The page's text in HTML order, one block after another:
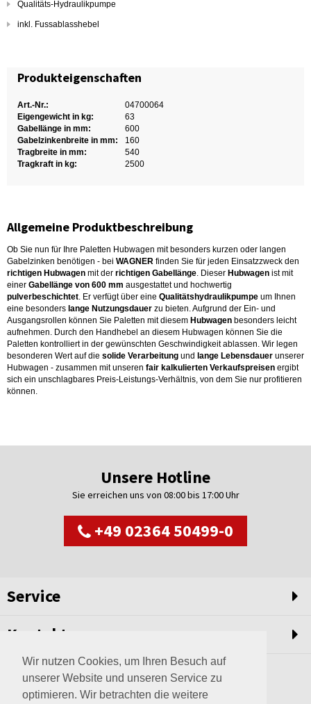
Wir nutzen Cookies, um Ihren Besuch auf
unserer Website und unseren Service zu
optimieren. Wir betrachten die weitere
Qualitäts-Hydraulikpumpe
inkl. Fussablasshebel
Produkteigenschaften
Art.-Nr.:
04700064
Eigengewicht in kg:
63
Gabellänge in mm:
600
Gabelzinkenbreite in mm:
160
Tragbreite in mm:
540
Tragkraft in kg:
2500
Allgemeine Produktbeschreibung
Ob Sie nun für Ihre Paletten Hubwagen mit besonders kurzen oder langen
Gabelzinken benötigen - bei WAGNER finden Sie für jeden Einsatzzweck den
richtigen Hubwagen mit der richtigen Gabellänge. Dieser Hubwagen ist mit
einer Gabellänge von 600 mm ausgestattet und hochwertig
pulverbeschichtet. Er verfügt über eine Qualitätshydraulikpumpe um Ihnen
eine besonders lange Nutzungsdauer zu bieten. Aufgrund der Ein- und
Ausgangsrollen können Sie Paletten mit diesem Hubwagen besonders leicht
aufnehmen. Durch den Handhebel an diesem Hubwagen können Sie die
Paletten kontrolliert in der gewünschten Geschwindigkeit ablassen. Wir legen
besonderen Wert auf die solide Verarbeitung und lange Lebensdauer unserer
Hubwagen - zusammen mit unseren fair kalkulierten Verkaufspreisen ergibt
sich ein unschlagbares Preis-Leistungs-Verhältnis, von dem Sie nur profitieren
können.
Unsere Hotline
Sie erreichen uns von 08:00 bis 17:00 Uhr
+49 02364 50499-0
Service
Kontakt